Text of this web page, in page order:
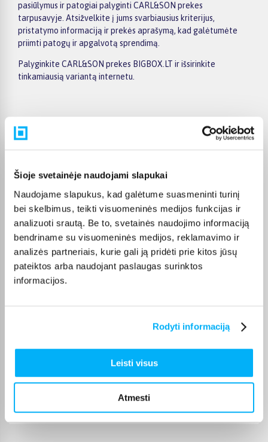
Šioje svetainėje naudojami slapukai
Naudojame slapukus, kad galėtume suasmeninti turinį
bei skelbimus, teikti visuomeninės medijos funkcijas ir
analizuoti srautą. Be to, svetainės naudojimo informaciją
bendriname su visuomeninės medijos, reklamavimo ir
analizės partneriais, kurie gali ją pridėti prie kitos jūsų
pateiktos arba naudojant paslaugas surinktos
informacijos.
Rodyti informaciją
Leisti visus
Atmesti
pasiūlymus ir patogiai palyginti CARL&SON prekes
tarpusavyje. Atsižvelkite į jums svarbiausius kriterijus,
pristatymo informaciją ir prekės aprašymą, kad galėtumėte
priimti patogų ir apgalvotą sprendimą.
Palyginkite CARL&SON prekes BIGBOX.LT ir išsirinkite
tinkamiausią variantą internetu.
Pirkėjų atsiliepimai apie prekes
Tomas S.
Patvirtintas pirkėjas
Gera kaina, puiki kokybe, tik pristtymo laikas galetu buti trumpesnis.
Laima M.
Patvirtintas pirkėjas
👍
JOKŪBAS V.